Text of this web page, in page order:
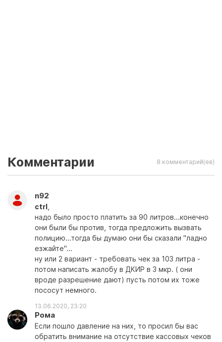
Комментарии 8 комментарий(ев)
n92
ctrl
надо было просто платить за 90 литров...конечно
они были бы против, тогда предложить вызвать
полицию...тогда бы думаю они бы сказали "ладно
езжайте"...
ну или 2 вариант - требовать чек за 103 литра -
потом написать жалобу в ДКИР в 3 мкр. ( они
вроде разрешение дают) пусть потом их тоже
пососут немного.
13.06.2020, 23:20
Рома
Если пошло давление на них, то просил бы вас
обратить внимание на отсутствие кассовых чеков